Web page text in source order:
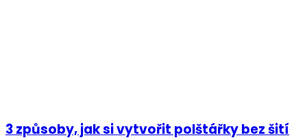
3 způsoby, jak si vytvořit polštářky bez šití